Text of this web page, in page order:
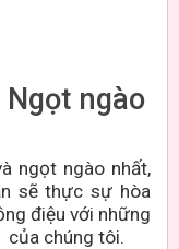
Ngọt ngào
ngọt ngào nhất,
sẽ thực sự hòa
điệu với những
của chúng tôi.